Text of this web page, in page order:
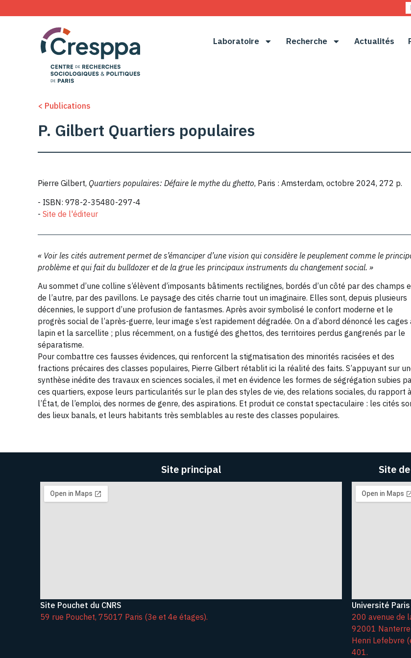
Laboratoire Recherche Actualités
< Publications
P. Gilbert Quartiers populaires
Pierre Gilbert, Quartiers populaires: Défaire le mythe du ghetto, Paris : Amsterdam, octobre 2024, 272 p.
- ISBN: 978-2-35480-297-4
- Site de l'éditeur
« Voir les cités autrement permet de s’émanciper d’une vision qui considère le peuplement comme le
problème et qui fait du bulldozer et de la grue les principaux instruments du changement social. »
Au sommet d’une colline s’élèvent d’imposants bâtiments rectilignes, bordés d’un côté par des champs
de l’autre, par des pavillons. Le paysage des cités charrie tout un imaginaire. Elles sont, depuis plusieurs
décennies, le support d’une profusion de fantasmes. Après avoir symbolisé le confort moderne et le
progrès social de l’après-guerre, leur image s’est rapidement dégradée. On a d’abord dénoncé les cages
lapin et la sarcellite ; plus récemment, on a fustigé des ghettos, des territoires perdus gangrenés par le
séparatisme.
Pour combattre ces fausses évidences, qui renforcent la stigmatisation des minorités racisées et des
fractions précaires des classes populaires, Pierre Gilbert rétablit ici la réalité des faits. S’appuyant sur
synthèse inédite des travaux en sciences sociales, il met en évidence les formes de ségrégation subies
ces quartiers, expose leurs particularités sur le plan des styles de vie, des relations sociales, du rapport
l’État, de l’emploi, des normes de genre, des aspirations. Et produit ce constat spectaculaire : les cités
des lieux banals, et leurs habitants très semblables au reste des classes populaires.
Site principal
Site Pouchet du CNRS
59 rue Pouchet, 75017 Paris (3e et 4e étages).
Site
Université
200 avenue de
92001
Henri Lefebvre
401.